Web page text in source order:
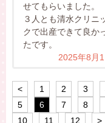
せてもらいました。
３人とも清水クリニ
クで出産できて良か
たです。
2025年8月1
< 1 2 3
5
6 7 8
10
11 12 >